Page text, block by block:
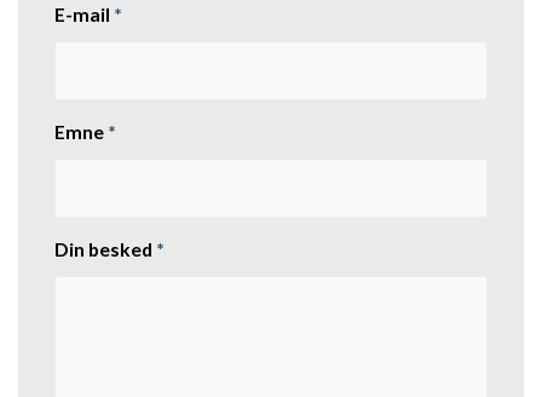
E-mail *
Emne *
Din besked *